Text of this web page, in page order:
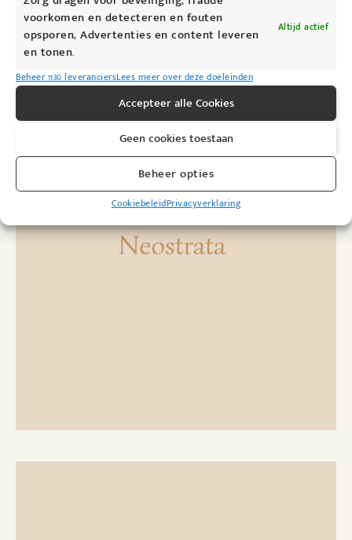
voorkomen en detecteren en fouten
opsporen, Advertenties en content leveren
en tonen.
Altijd actief
Beheer 1130 leveranciersLees meer over deze doeleinden
Accepteer alle Cookies
Geen cookies toestaan
Beheer opties
CookiebeleidPrivacyverklaring